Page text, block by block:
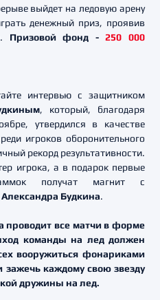
выйдет на ледовую арену
денежный приз, проявив
Призовой фонд -250 000
интервью с защитником
, который, благодаря
утвердился в качестве
игроков оборонительного
рекорд результативности.
игрока, а в подарок первые
получат магнит с
Александра Будкина.
проводит все матчи в форме
команды на лед должен
вооружиться фонариками
каждому свою звезду
дружины на лед.